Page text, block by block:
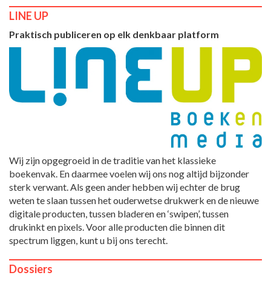
LINE UP
Praktisch publiceren op elk denkbaar platform
Wij zijn opgegroeid in de traditie van het klassieke
boekenvak. En daarmee voelen wij ons nog altijd bijzonder
sterk verwant. Als geen ander hebben wij echter de brug
weten te slaan tussen het ouderwetse drukwerk en de nieuwe
digitale producten, tussen bladeren en ‘swipen’, tussen
drukinkt en pixels. Voor alle producten die binnen dit
spectrum liggen, kunt u bij ons terecht.
Dossiers